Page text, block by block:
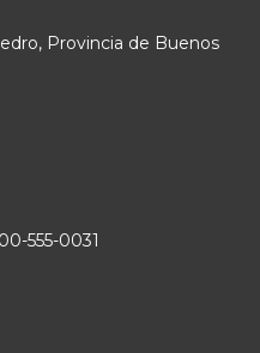
Provincia de Buenos
555-0031